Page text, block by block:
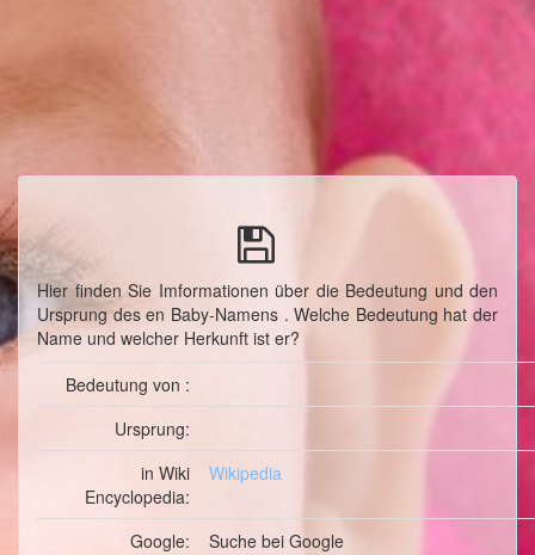
Hier finden Sie Imformationen über die Bedeutung und den
Ursprung des en Baby-Namens . Welche Bedeutung hat der
Name und welcher Herkunft ist er?
Bedeutung von :
Ursprung:
in Wiki
Encyclopedia:
Wikipedia
Google: Suche bei Google